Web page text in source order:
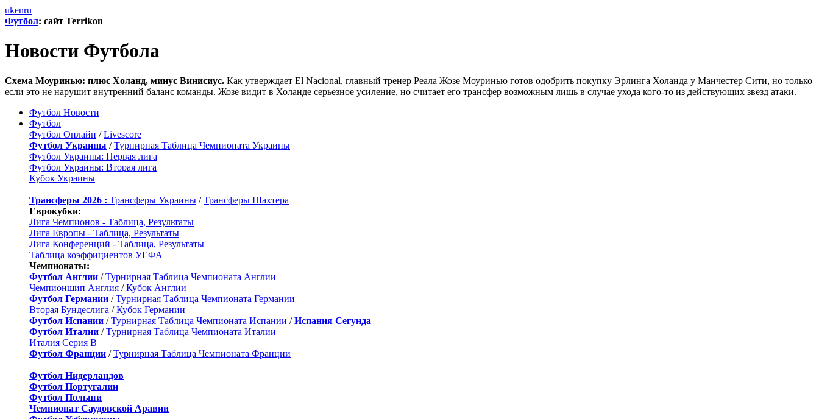
ukenru
Футбол: сайт Terrikon
Новости Футбола
Схема Моуринью: плюс Холанд, минус Винисиус. Как утверждает El Nacional, главный тренер Реала Жозе Моуринью готов одобрить покупку Эрлинга Холанда у Манчестер Сити, но только
если это не нарушит внутренний баланс команды. Жозе видит в Холанде серьезное усиление, но считает его трансфер возможным лишь в случае ухода кого-то из действующих звезд атаки.
Футбол Новости
Футбол
Футбол Онлайн /Livescore
Футбол Украины /Турнирная Таблица Чемпионата Украины
Футбол Украины: Первая лига
Футбол Украины: Вторая лига
Кубок Украины
Трансферы 2026 : Трансферы Украины /Трансферы Шахтера
Еврокубки:
Лига Чемпионов - Таблица, Результаты
Лига Европы - Таблица, Результаты
Лига Конференций - Таблица, Результаты
Таблица коэффициентов УЕФА
Чемпионаты:
Футбол Англии /Турнирная Таблица Чемпионата Англии
Чемпионшип Англия /Кубок Англии
Футбол Германии /Турнирная Таблица Чемпионата Германии
Вторая Бундеслига /Кубок Германии
Футбол Испании /Турнирная Таблица Чемпионата Испании /Испания Сегунда
Футбол Италии /Турнирная Таблица Чемпионата Италии
Италия Серия B
Футбол Франции /Турнирная Таблица Чемпионата Франции
Футбол Нидерландов
Футбол Португалии
Футбол Польши
Чемпионат Саудовской Аравии